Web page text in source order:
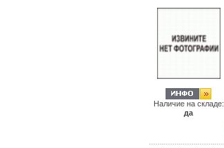
Наличие на складе:
да